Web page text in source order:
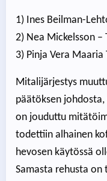
1) Ines Beilman-
2) Nea Mickelsson –
3) Pinja Vera Maaria
Mitalijärjestys
päätöksen
on jouduttu
todettiin alhainen
hevosen käytössä
Samasta rehusta